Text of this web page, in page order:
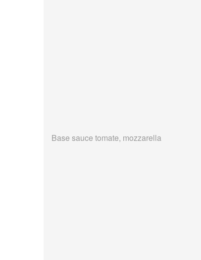
Base sauce tomate, mozzarella